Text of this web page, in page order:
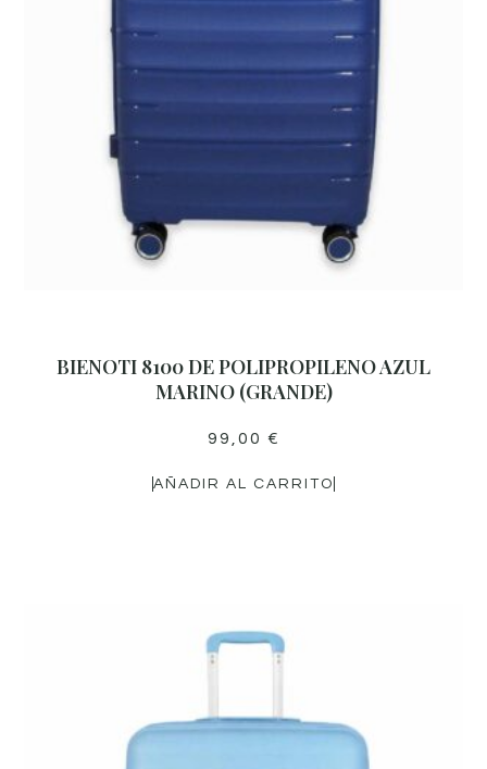
BIENOTI 8100 DE POLIPROPILENO AZUL
MARINO (GRANDE)
99,00 €
AÑADIR AL CARRITO